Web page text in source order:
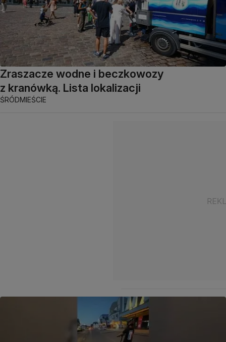
Zraszacze wodne i beczkowozy
z kranówką. Lista lokalizacji
ŚRÓDMIEŚCIE